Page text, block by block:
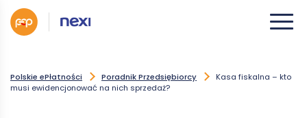
Polskie ePłatności Poradnik Przedsiębiorcy
Kasa fiskalna – kto
musi ewidencjonować na nich sprzedaż?